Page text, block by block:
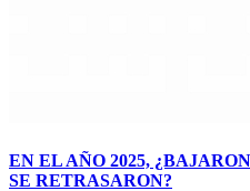
EN EL AÑO 2025,
SE RETRASARON?